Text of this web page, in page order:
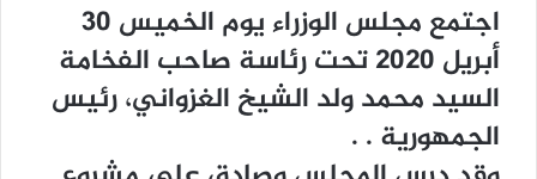
ﺍﺟﺘﻤﻊ ﻣﺠﻠﺲ ﺍﻟﻮﺯﺭﺍﺀ ﻳﻮﻡ ﺍﻟﺨﻤﻴﺲ 30
ﺃﺑﺮﻳﻞ 2020 ﺗﺤﺖ ﺭﺋﺎﺳﺔ ﺻﺎﺣﺐ ﺍﻟﻔﺨﺎﻣﺔ
ﺍﻟﺴﻴﺪ ﻣﺤﻤﺪ ﻭﻟﺪ ﺍﻟﺸﻴﺦ ﺍﻟﻐﺰﻭﺍﻧﻲ، ﺭﺋﻴﺲ
ﺍﻟﺠﻤﻬﻮﺭﻳﺔ . .